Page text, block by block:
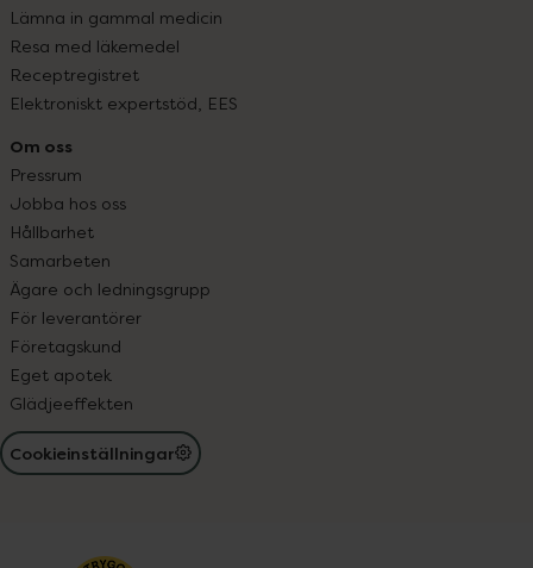
Lämna in gammal medicin
Resa med läkemedel
Receptregistret
Elektroniskt expertstöd, EES
Om oss
Pressrum
Jobba hos oss
Hållbarhet
Samarbeten
Ägare och ledningsgrupp
För leverantörer
Företagskund
Eget apotek
Glädjeeffekten
Cookieinställningar